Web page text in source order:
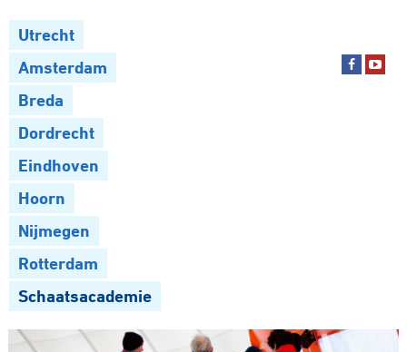
Utrecht
Amsterdam
Breda
Dordrecht
Eindhoven
Hoorn
Nijmegen
Rotterdam
Schaatsacademie